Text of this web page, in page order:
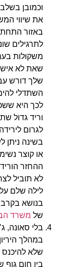
וכמובן
את שיווי
באזור
לתרגילים
משקולות
שאת לא
שלך דורש
השתדלי
לכך היא
וריד גדול
לגרום
בשינה ניתן
או קוצר
ההחזר
לא תוביל
לילה שלם
בנושא בקרב
של משרד
בלי סאונה,
במהלך
שלא להיכנס
בין חום גוף